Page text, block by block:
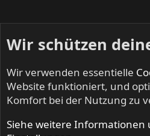
NO SLEEP TILL LIVE - Festivals &
Wir schützen
Wir verwenden essentielle
Website funktioniert, und
Komfort bei der Nutzung zu
Siehe weitere Informationen